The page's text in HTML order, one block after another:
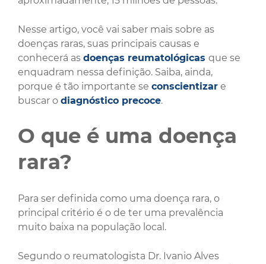
Nesse artigo, você vai saber mais sobre as
doenças raras, suas principais causas e
conhecerá as doenças reumatológicas que se
enquadram nessa definição. Saiba, ainda,
porque é tão importante se conscientizar e
buscar o diagnóstico precoce.
O que é uma doença
rara?
Para ser definida como uma doença rara, o
principal critério é o de ter uma prevalência
muito baixa na população local.
Segundo o reumatologista Dr. Ivanio Alves